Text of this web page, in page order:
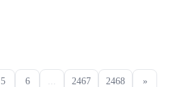
5 6 2467 2468 »